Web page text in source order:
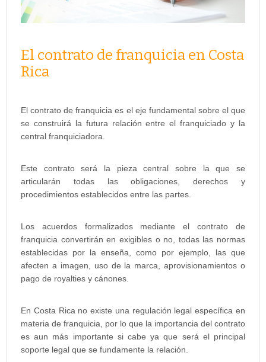
El contrato de franquicia en Costa
Rica
El contrato de franquicia es el eje fundamental sobre el que
se construirá la futura relación entre el franquiciado y la
central franquiciadora.
Este contrato será la pieza central sobre la que se
articularán todas las obligaciones, derechos y
procedimientos establecidos entre las partes.
Los acuerdos formalizados mediante el contrato de
franquicia convertirán en exigibles o no, todas las normas
establecidas por la enseña, como por ejemplo, las que
afecten a imagen, uso de la marca, aprovisionamientos o
pago de royalties y cánones.
En Costa Rica no existe una regulación legal específica en
materia de franquicia, por lo que la importancia del contrato
es aun más importante si cabe ya que será el principal
soporte legal que se fundamente la relación.